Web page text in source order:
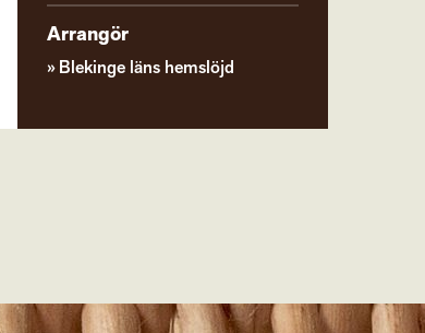
Arrangör
Blekinge läns hemslöjd